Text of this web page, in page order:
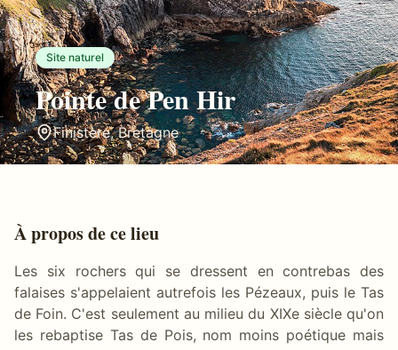
Site naturel
Pointe de Pen Hir
Finistère,Bretagne
À propos de ce lieu
Les six rochers qui se dressent en contrebas des
falaises s'appelaient autrefois les Pézeaux, puis le Tas
de Foin. C'est seulement au milieu du XIXe siècle qu'on
les rebaptise Tas de Pois, nom moins poétique mais